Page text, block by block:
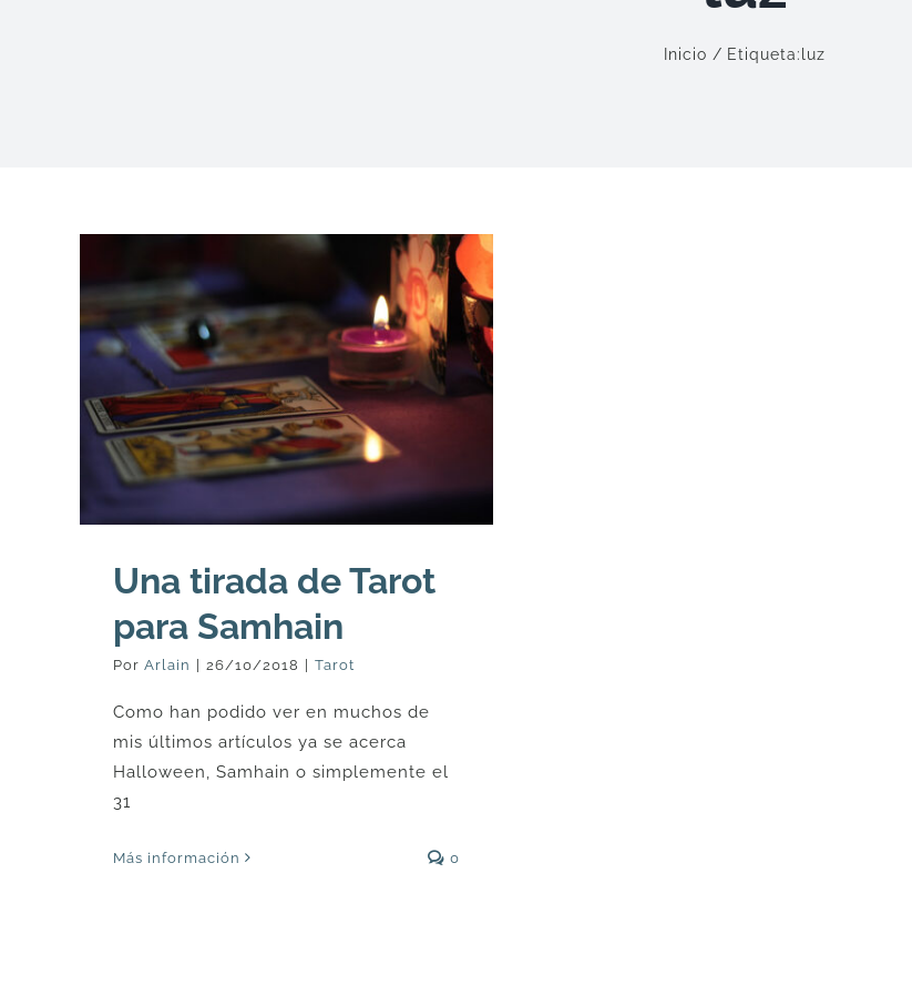
Inicio Etiqueta:luz
Una tirada de Tarot
para Samhain
Por Arlain | 26/10/2018 | Tarot
Como han podido ver en muchos de
mis últimos artículos ya se acerca
Halloween, Samhain o simplemente el
31
Más información 0